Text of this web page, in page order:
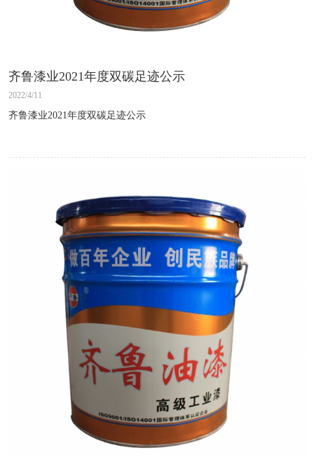
齐鲁漆业2021年度双碳足迹公示
2022/4/11
齐鲁漆业2021年度双碳足迹公示